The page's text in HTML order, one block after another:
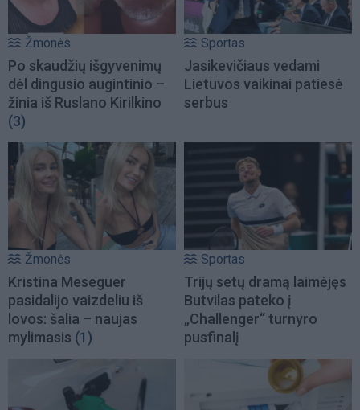
Žmonės
Po skaudžių išgyvenimų
dėl dingusio augintinio –
žinia iš Ruslano Kirilkino
(3)
Sportas
Jasikevičiaus vedami
Lietuvos vaikinai patiesė
serbus
Žmonės
Kristina Meseguer
pasidalijo vaizdeliu iš
lovos: šalia – naujas
mylimasis (1)
Sportas
Trijų setų dramą laimėjęs
Butvilas pateko į
„Challenger“ turnyro
pusfinalį